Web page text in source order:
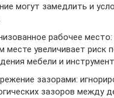
могут замедлить и
рабочее
месте увеличивает риск
мебели и
зазорами:
зазоров между